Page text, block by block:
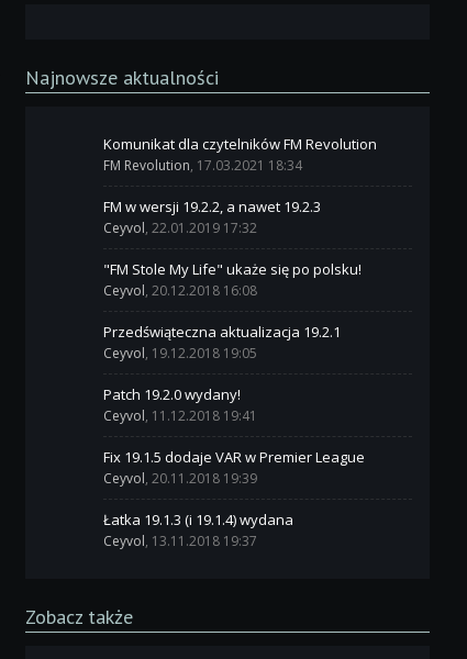
Najnowsze aktualności
Komunikat dla czytelników FM Revolution
FM Revolution, 17.03.2021 18:34
FM w wersji 19.2.2, a nawet 19.2.3
Ceyvol, 22.01.2019 17:32
"FM Stole My Life" ukaże się po polsku!
Ceyvol, 20.12.2018 16:08
Przedświąteczna aktualizacja 19.2.1
Ceyvol, 19.12.2018 19:05
Patch 19.2.0 wydany!
Ceyvol, 11.12.2018 19:41
Fix 19.1.5 dodaje VAR w Premier League
Ceyvol, 20.11.2018 19:39
Łatka 19.1.3 (i 19.1.4) wydana
Ceyvol, 13.11.2018 19:37
Zobacz także